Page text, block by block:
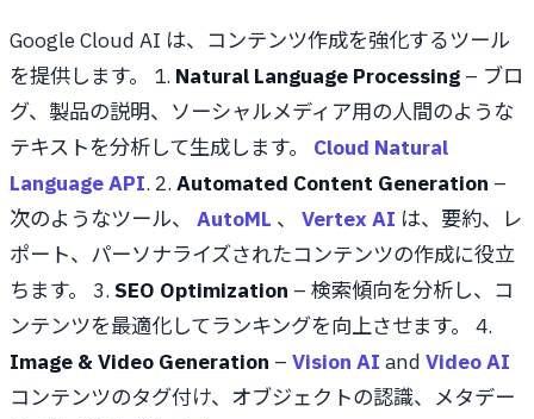
Google Cloud AI は、コンテンツ作成を強化するツール
を提供します。 1. Natural Language Processing – ブロ
グ、製品の説明、ソーシャルメディア用の人間のような
テキストを分析して生成します。 Cloud Natural
Language API. 2. Automated Content Generation –
次のようなツール、 AutoML 、 Vertex AI は、要約、レ
ポート、パーソナライズされたコンテンツの作成に役立
ちます。 3. SEO Optimization – 検索傾向を分析し、コ
ンテンツを最適化してランキングを向上させます。 4.
Image & Video Generation – Vision AI and Video AI
コンテンツのタグ付け、オブジェクトの認識、メタデー